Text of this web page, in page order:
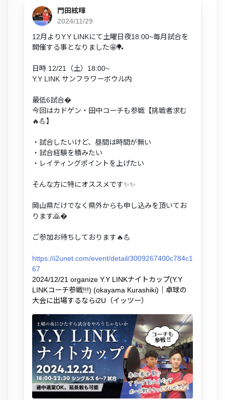
門田絃暉
2024/11/29
12月よりY.Y LINKにて土曜日夜18:00~毎月試合を
開催する事となりました🤩🏓
日時 12/21（土）18:00~
Y.Y LINK サンフラワーボウル内
最低6試合�
今回はカドゲン・田中コーチも参戦【挑戦者求む
🔥💪】
・試合したいけど、昼間は時間が無い
・試合経験を積みたい
・レイティングポイントを上げたい
そんな方に特にオススメです✨✨
岡山県だけでなく県外からも申し込みを頂いてお
ります🙇‍�
ご参加お待ちしております🔥💪
https://i2unet.com/event/detail/3009267400c784c1
67
2024/12/21 organize Y.Y LINKナイトカップ(Y.Y
LINKコーチ参戦!!!) (okayama Kurashiki)｜卓球の
大会に出場するならi2U（イッツー）